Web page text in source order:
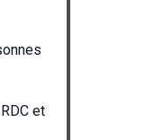
et